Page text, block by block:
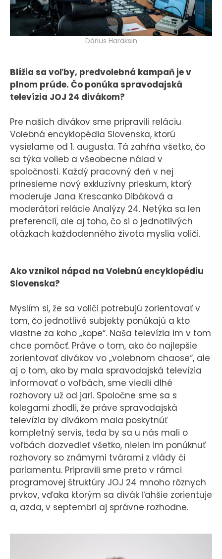
Dárius Haraksin
Blížia sa voľby, predvolebná kampaň je v
plnom prúde. Čo ponúka spravodajská
televízia JOJ 24 divákom?
Pre našich divákov sme pripravili reláciu
Volebná encyklopédia Slovenska, ktorú
vysielame od 1. augusta. Tá zahŕňa všetko, čo
sa týka volieb a všeobecne nálad v
spoločnosti. Každý pracovný deň v nej
prinesieme nový exkluzívny prieskum, ktorý
moderuje Jana Krescanko Dibáková a
moderátori relácie Analýzy 24. Netýka sa len
preferencií, ale aj toho, čo si o jednotlivých
otázkach každodenného života myslia voliči.
Ako vznikol nápad na Volebnú encyklopédiu
Slovenska?
Myslím si, že sa voliči potrebujú zorientovať v
tom, čo jednotlivé subjekty ponúkajú a kto
vlastne za koho „kope“. Naša televízia im v tom
chce pomôcť. Práve o tom, ako čo najlepšie
zorientovať divákov vo „volebnom chaose“, ale
aj o tom, ako by mala spravodajská televízia
informovať o voľbách, sme viedli dlhé
rozhovory už od jari. Spoločne sme sa s
kolegami zhodli, že práve spravodajská
televízia by divákom mala poskytnúť
kompletný servis, teda by sa u nás mali o
voľbách dozvedieť všetko, nielen im ponúknuť
rozhovory so známymi tvárami z vlády či
parlamentu. Pripravili sme preto v rámci
programovej štruktúry JOJ 24 mnoho rôznych
prvkov, vďaka ktorým sa divák ľahšie zorientuje
a, azda, v septembri aj správne rozhodne.